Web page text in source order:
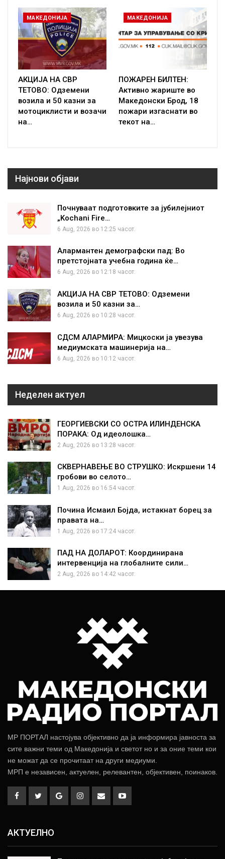
МАКЕДОНИЈА
АКЦИЈА НА СВР
ТЕТОВО: Одземени
возила и 50 казни за
мотоциклисти и возачи
на…
МАКЕДОНИЈА
ПОЖАРЕН БИЛТЕН:
Активно жариште во
Македонски Брод, 18
пожари изгаснати во
текот на…
Најнови објави
Почнуваат подготовките за јубилејниот
„Kochani Fire…
6 Aug, 2026 во 12:25 часот.
Алармантен демографски пад: Во
претстојната учебна година ќе…
6 Aug, 2026 во 12:18 часот.
АКЦИЈА НА СВР ТЕТОВО: Одземени
возила и 50 казни за…
6 Aug, 2026 во 10:28 часот.
СДСМ АЛАРМИРА: Мицкоски ја увезува
медиумската машинерија на…
6 Aug, 2026 во 10:12 часот.
Неделен актуел
ГЕОРГИЕВСКИ СО ОСТРА ИЛИНДЕНСКА
ПОРАКА: Од идеолошка…
2 Aug, 2026 во 13:28 часот.
СКВЕРНАВЕЊЕ ВО СТРУШКО: Искршени 14
гробови во селото…
1 Aug, 2026 во 16:54 часот.
Почина Исмаил Бојда, истакнат борец за
правата на…
1 Aug, 2026 во 17:24 часот.
ПАД НА ДОЛАРОТ: Координирана
интервенција на глобалните сили…
2 Aug, 2026 во 14:42 часот.
МР ПОРТАЛ настојува објективно да ја информира јавноста за
сите важни теми од Македонија и светот но и за оние теми кои
не можат да се прочитаат на други медиуми.
МРП е независен, актуелен, релевантен, објективен, поинаков.
АКТУЕЛНО